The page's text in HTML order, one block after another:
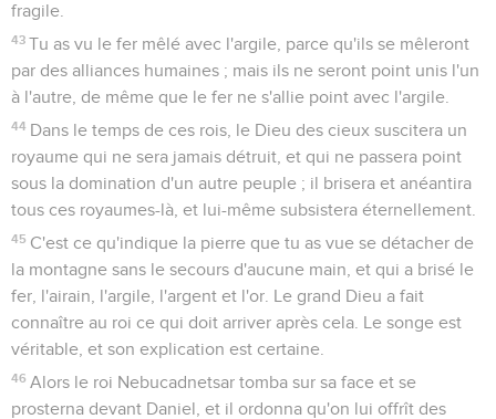
fragile.
43 Tu as vu le fer mêlé avec l'argile, parce qu'ils se mêleront
par des alliances humaines ; mais ils ne seront point unis l'un
à l'autre, de même que le fer ne s'allie point avec l'argile.
44 Dans le temps de ces rois, le Dieu des cieux suscitera un
royaume qui ne sera jamais détruit, et qui ne passera point
sous la domination d'un autre peuple ; il brisera et anéantira
tous ces royaumes-là, et lui-même subsistera éternellement.
45 C'est ce qu'indique la pierre que tu as vue se détacher de
la montagne sans le secours d'aucune main, et qui a brisé le
fer, l'airain, l'argile, l'argent et l'or. Le grand Dieu a fait
connaître au roi ce qui doit arriver après cela. Le songe est
véritable, et son explication est certaine.
46 Alors le roi Nebucadnetsar tomba sur sa face et se
prosterna devant Daniel, et il ordonna qu'on lui offrît des